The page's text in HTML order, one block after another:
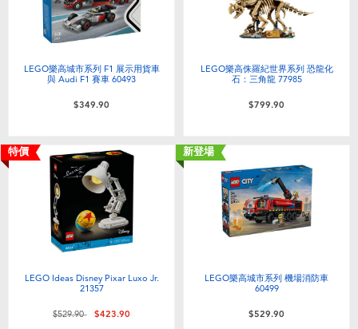
LEGO樂高城市系列 F1 展示用貨車
與 Audi F1 賽車 60493
$349.90
LEGO樂高侏羅紀世界系列 恐龍化
石：三角龍 77985
$799.90
特價
LEGO Ideas Disney Pixar Luxo Jr.
21357
價格從
$529.90至$423.90
新登場
LEGO樂高城市系列 機場消防車
60499
$529.90